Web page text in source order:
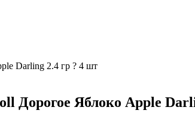
Darling 2.4 гр ? 4 шт
Дорогое Яблоко Apple